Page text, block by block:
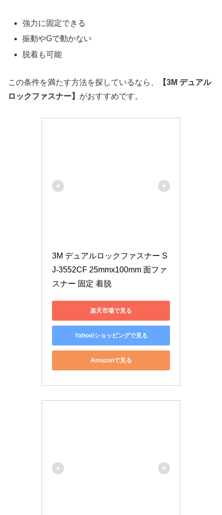
強力に固定できる
振動やGで動かない
脱着も可能
この条件を満たす方法を探しているなら、
【3M デュアル
ロックファスナー】 がおすすめです。
3M デュアルロックファスナー S
J-3552CF 25mmx100mm 面ファ
スナー 固定 着脱
楽天市場で見る
Yahoo!ショッピングで見る
Amazonで見る